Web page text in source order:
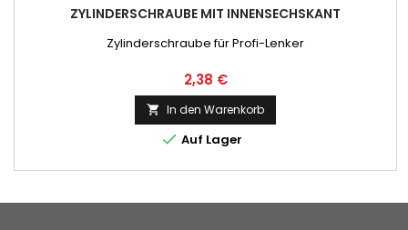
ZYLINDERSCHRAUBE MIT INNENSECHSKANT
Zylinderschraube für Profi-Lenker
Preis
2,38 €
 In den Warenkorb
 Auf Lager